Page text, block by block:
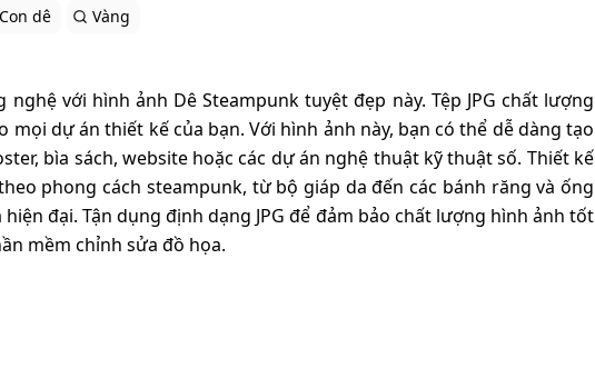
Con dê Vàng
với hình ảnh Dê Steampunk tuyệt đẹp này. Tệp JPG chất lượng
dự án thiết kế của bạn. Với hình ảnh này, bạn có thể dễ dàng tạo
bìa sách, website hoặc các dự án nghệ thuật kỹ thuật số. Thiết kế
phong cách steampunk, từ bộ giáp da đến các bánh răng và ống
đại. Tận dụng định dạng JPG để đảm bảo chất lượng hình ảnh tốt
mềm chỉnh sửa đồ họa.